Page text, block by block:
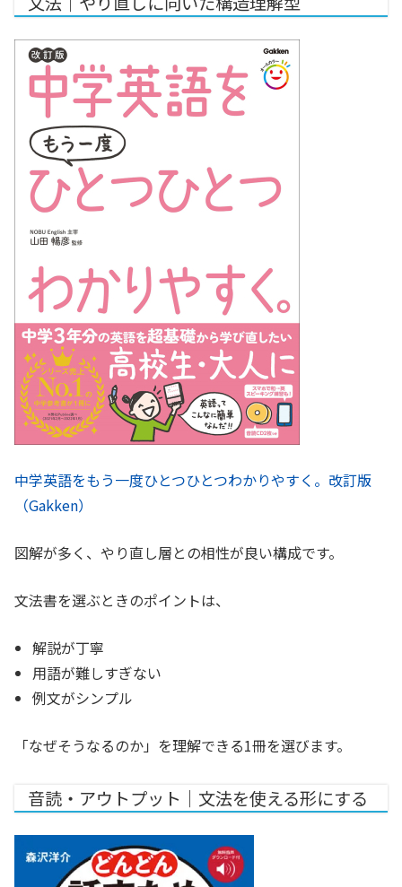
中学英語をもう一度ひとつひとつわかりやすく。改訂版
（Gakken）
図解が多く、やり直し層との相性が良い構成です。
文法書を選ぶときのポイントは、
解説が丁寧
用語が難しすぎない
例文がシンプル
「なぜそうなるのか」を理解できる1冊を選びます。
音読・アウトプット｜文法を使える形にする